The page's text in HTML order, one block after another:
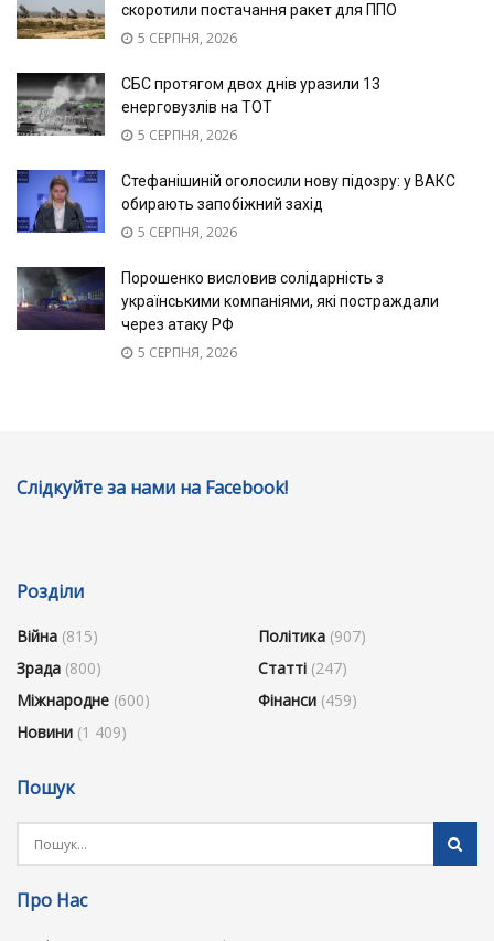
скоротили постачання ракет для ППО
5 СЕРПНЯ, 2026
СБС протягом двох днів уразили 13
енерговузлів на ТОТ
5 СЕРПНЯ, 2026
Стефанішиній оголосили нову підозру: у ВАКС
обирають запобіжний захід
5 СЕРПНЯ, 2026
Порошенко висловив солідарність з
українськими компаніями, які постраждали
через атаку РФ
5 СЕРПНЯ, 2026
Слідкуйте за нами на Facebook!
Розділи
Війна (815)
Зрада (800)
Міжнародне (600)
Новини (1 409)
Політика (907)
Статті (247)
Фінанси (459)
Пошук
Про Нас